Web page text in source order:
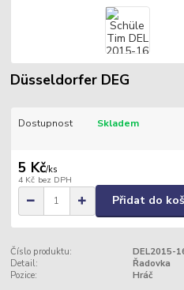
Düsseldorfer DEG
Dostupnost Skladem
5 Kč/ks
4 Kč bez DPH
Přidat do
Číslo produktu:
DEL2015-
Detail:
Řadovka
Pozice:
Hráč